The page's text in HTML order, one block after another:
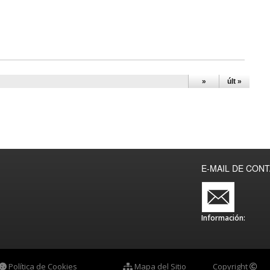
» últ »
E-MAIL DE
Información:
Política de Cookies Mapa del Sitio Copyright